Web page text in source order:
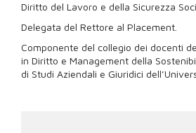
Diritto del Lavoro e della Sicurezza
Delegata del Rettore al Placement.
Componente del collegio dei docenti
in Diritto e Management della
di Studi Aziendali e Giuridici